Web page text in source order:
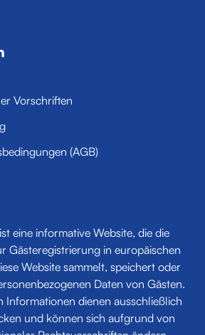
Vorschriften
(AGB)
eine informative Website, die die
Gäste­registrierung in europäischen
Website sammelt, speichert oder
Daten von Gästen.
Informationen dienen ausschließlich
und können sich aufgrund von